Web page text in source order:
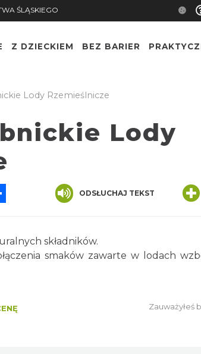
ŚLĄSKIEGO
Z DZIECKIEM BEZ BARIER
Lody Rzemieślnicze
Lody
ODSŁUCHAJ TEKST
składników.
smaków zawarte w lodach
Zauważyłeś